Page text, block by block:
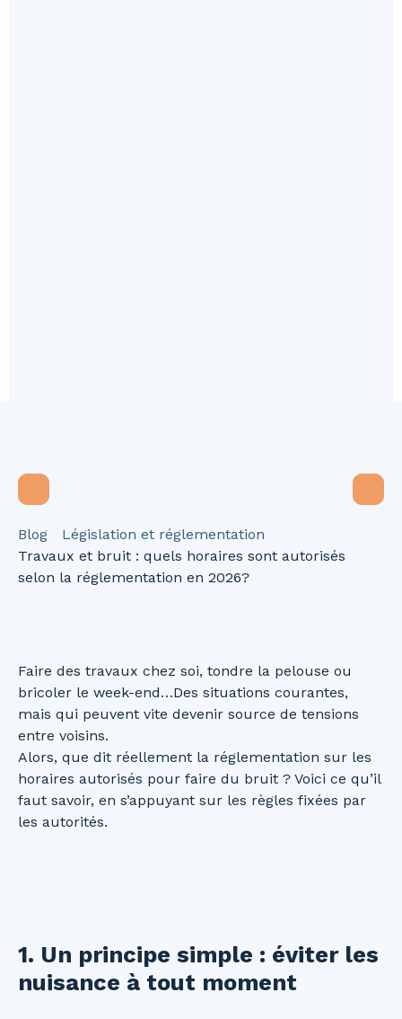
Blog
Législation et réglementation
Travaux et bruit : quels horaires sont autorisés
selon la réglementation en 2026?
Faire des travaux chez soi, tondre la pelouse ou
bricoler le week-end…Des situations courantes,
mais qui peuvent vite devenir source de tensions
entre voisins.
Alors, que dit réellement la réglementation sur les
horaires autorisés pour faire du bruit ? Voici ce qu’il
faut savoir, en s’appuyant sur les règles fixées par
les autorités.
1. Un principe simple : éviter les
nuisance à tout moment